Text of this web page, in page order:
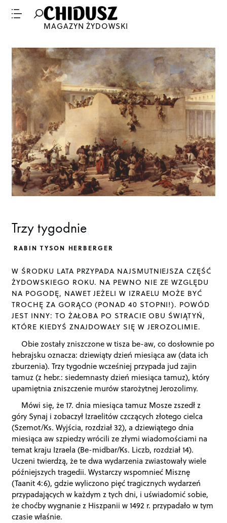
MAGAZYN ŻYDOWSKI
Trzy tygodnie
RABIN TYSON HERBERGER
W ŚRODKU LATA PRZYPADA NAJSMUTNIEJSZA CZĘŚĆ
ŻYDOWSKIEGO ROKU. NA PEWNO NIE ZE WZGLĘDU
NA POGODĘ, NAWET JEŻELI W IZRAELU MOŻE BYĆ
TROCHĘ ZA GORĄCO (PONAD 40 STOPNI!). POWÓD
JEST INNY: TO ŻAŁOBA PO STRACIE OBU ŚWIĄTYŃ,
KTÓRE KIEDYŚ ZNAJDOWAŁY SIĘ W JEROZOLIMIE.
Obie zostały zniszczone w tisza be-aw, co dosłownie po
hebrajsku oznacza: dziewiąty dzień miesiąca aw (data ich
zburzenia). Trzy tygodnie wcześniej przypada jud zajin
tamuz (z hebr.: siedemnasty dzień miesiąca tamuz), który
upamiętnia zniszczenie murów starożytnej Jerozolimy.
Mówi się, że 17. dnia miesiąca tamuz Mosze zszedł z
góry Synaj i zobaczył Izraelitów czczących złotego cielca
(Szemot/Ks. Wyjścia, rozdział 32), a dziewiątego dnia
miesiąca aw szpiedzy wrócili ze złymi wiadomościami na
temat kraju Izraela (Be-midbar/Ks. Liczb, rozdział 14).
Uczeni twierdzą, że te dwa wydarzenia zwiastowały wiele
późniejszych tragedii. Wystarczy wspomnieć Misznę
(Taanit 4:6), gdzie wyliczono pięć tragicznych wydarzeń
przypadających w każdym z tych dni, i uświadomić sobie,
że choćby wygnanie z Hiszpanii w 1492 r. przypadało w tym
czasie właśnie.